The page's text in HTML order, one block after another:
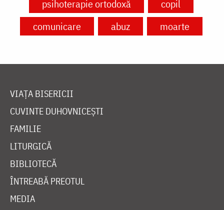
psihoterapie ortodoxă
copil
comunicare
abuz moarte
VIAȚA BISERICII
CUVINTE DUHOVNICEȘTI
FAMILIE
LITURGICĂ
BIBLIOTECĂ
ÎNTREABĂ PREOTUL
MEDIA